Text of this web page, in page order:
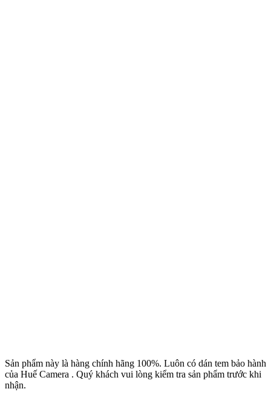
Sản phẩm này là hàng chính hãng 100%. Luôn có dán tem bảo hành
của Huế Camera . Quý khách vui lòng kiểm tra sản phẩm trước khi
nhận.